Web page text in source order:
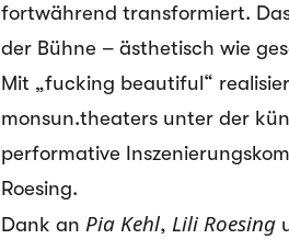
fortwährend transformiert.
der Bühne – ästhetisch wie
Mit „fucking beautiful“
monsun.theaters unter der
performative
Roesing.
Dank an Pia Kehl, Lili Roesing